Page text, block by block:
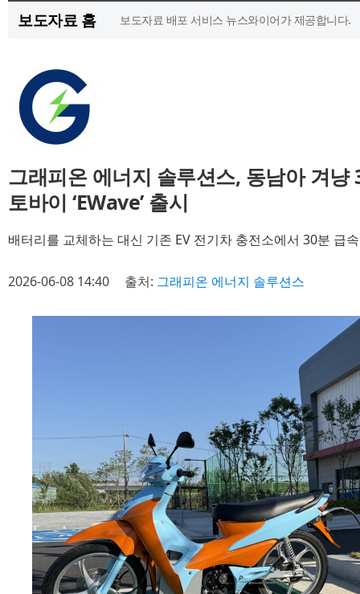
보도자료 홈 보도자료 배포 서비스 뉴스와이어가 제공합니다.
그래피온 에너지 솔루션스, 동남아 겨냥
토바이 ‘EWave’ 출시
배터리를 교체하는 대신 기존 EV 전기차 충전소에서 30분 급
2026-06-08 14:40 출처: 그래피온 에너지 솔루션스